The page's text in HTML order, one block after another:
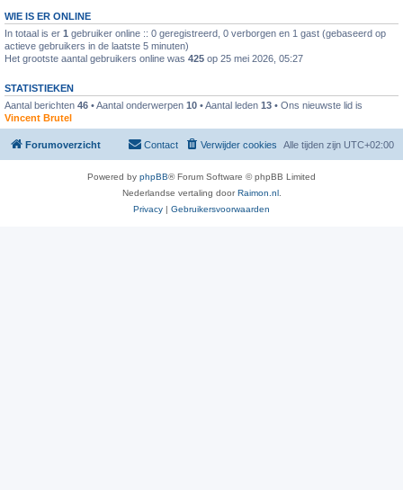
WIE IS ER ONLINE
In totaal is er 1 gebruiker online :: 0 geregistreerd, 0 verborgen en 1 gast (gebaseerd op
actieve gebruikers in de laatste 5 minuten)
Het grootste aantal gebruikers online was 425 op 25 mei 2026, 05:27
STATISTIEKEN
Aantal berichten 46 • Aantal onderwerpen 10 • Aantal leden 13 • Ons nieuwste lid is
Vincent Brutel
Forumoverzicht Alle tijden zijn UTC+02:00
Verwijder cookies
Contact
Powered by phpBB® Forum Software © phpBB Limited
Nederlandse vertaling doorRaimon.nl.
Privacy | Gebruikersvoorwaarden